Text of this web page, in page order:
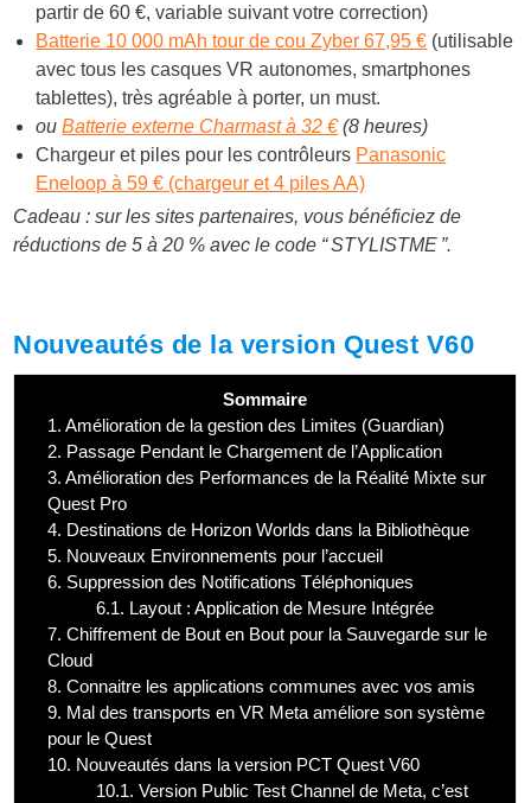
partir de 60 €, variable suivant votre correction)
Batterie 10 000 mAh tour de cou Zyber 67,95 € (utilisable
avec tous les casques VR autonomes, smartphones
tablettes), très agréable à porter, un must.
ouBatterie externe Charmast à 32 €(8 heures)
Chargeur et piles pour les contrôleurs Panasonic
Eneloop à 59 € (chargeur et 4 piles AA)
Cadeau : sur les sites partenaires, vous bénéficiez de
réductions de 5 à 20 % avec le code “ STYLISTME ”.
Nouveautés de la version Quest V60
Sommaire
1. Amélioration de la gestion des Limites (Guardian)
2. Passage Pendant le Chargement de l’Application
3. Amélioration des Performances de la Réalité Mixte sur
Quest Pro
4. Destinations de Horizon Worlds dans la Bibliothèque
5. Nouveaux Environnements pour l’accueil
6. Suppression des Notifications Téléphoniques
6.1. Layout : Application de Mesure Intégrée
7. Chiffrement de Bout en Bout pour la Sauvegarde sur le
Cloud
8. Connaitre les applications communes avec vos amis
9. Mal des transports en VR Meta améliore son système
pour le Quest
10. Nouveautés dans la version PCT Quest V60
10.1. Version Public Test Channel de Meta, c’est